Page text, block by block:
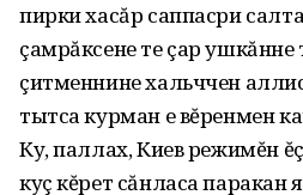
пирки хасăр саппасри
çамрăксене те çар ушкăнне
çитменнине хальччен
тытса курман е вĕренмен
Ку, паллах, Киев режимĕн
куç кĕрет сăнласа